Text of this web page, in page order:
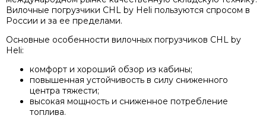
Вилочные погрузчики CHL by Heli пользуются спросом в
России и за ее пределами.
Основные особенности вилочных погрузчиков CHL by
Heli:
комфорт и хороший обзор из кабины;
повышенная устойчивость в силу сниженного
центра тяжести;
высокая мощность и сниженное потребление
топлива.